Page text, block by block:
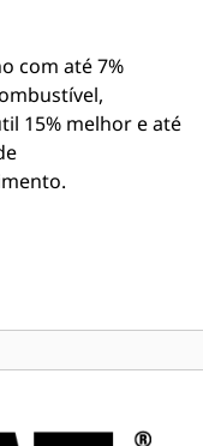
com até 7%
15% melhor e até